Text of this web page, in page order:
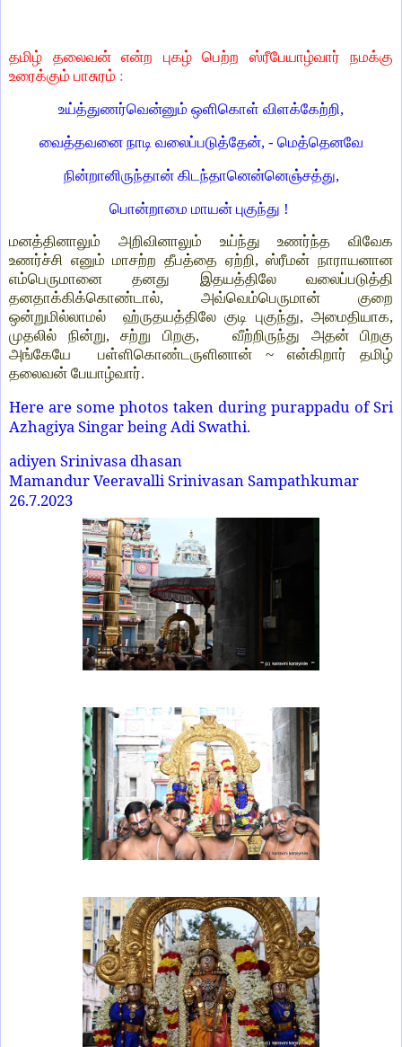
தமிழ் தலைவன் என்ற புகழ் பெற்ற ஸ்ரீபேயாழ்வார் நமக்கு
உரைக்கும் பாசுரம் :
உய்த்துணர்வென்னும் ஒளிகொள் விளக்கேற்றி,
வைத்தவனை நாடி வலைப்படுத்தேன், - மெத்தெனவே
நின்றானிருந்தான் கிடந்தானென்னெஞ்சத்து,
பொன்றாமை மாயன் புகுந்து !
மனத்தினாலும் அறிவினாலும் உய்ந்து உணர்ந்த விவேக
உணர்ச்சி எனும் மாசற்ற தீபத்தை ஏற்றி, ஸ்ரீமன் நாராயனான
எம்பெருமானை தனது இதயத்திலே வலைப்படுத்தி
தனதாக்கிக்கொண்டால், அவ்வெம்பெருமான் குறை
ஒன்றுமில்லாமல் ஹ்ருதயத்திலே குடி புகுந்து, அமைதியாக,
முதலில் நின்று, சற்று பிறகு, வீற்றிருந்து அதன் பிறகு
அங்கேயே பள்ளிகொண்டருளினான் ~ என்கிறார் தமிழ்
தலைவன் பேயாழ்வார்.
Here are some photos taken during purappadu of Sri
Azhagiya Singar being Adi Swathi.
adiyen Srinivasa dhasan
Mamandur Veeravalli Srinivasan Sampathkumar
26.7.2023